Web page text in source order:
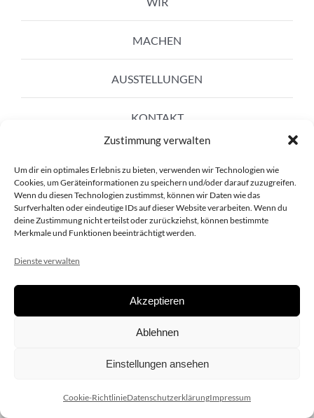
Zustimmung verwalten
Um dir ein optimales Erlebnis zu bieten, verwenden wir Technologien wie
Cookies, um Geräteinformationen zu speichern und/oder darauf zuzugreifen.
Wenn du diesen Technologien zustimmst, können wir Daten wie das
Surfverhalten oder eindeutige IDs auf dieser Website verarbeiten. Wenn du
deine Zustimmung nicht erteilst oder zurückziehst, können bestimmte
Merkmale und Funktionen beeinträchtigt werden.
Dienste verwalten
Akzeptieren
Ablehnen
Einstellungen ansehen
Cookie-RichtlinieDatenschutzerklärungImpressum
MACHEN
AUSSTELLUNGEN
KONTAKT
Copyright 2020 dieSCHAUsteller.at |Datenschützerklärung|
| Design:www.ARGEntur.at